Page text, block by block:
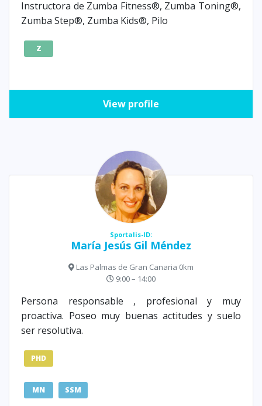
Instructora de Zumba Fitness®, Zumba Toning®,
Zumba Step®, Zumba Kids®, Pilo
Z
View profile
Sportalis-ID:
María Jesús Gil Méndez
Las Palmas de Gran Canaria 0km
9:00 – 14:00
Persona responsable , profesional y muy
proactiva. Poseo muy buenas actitudes y suelo
ser resolutiva.
PHD
MN SSM